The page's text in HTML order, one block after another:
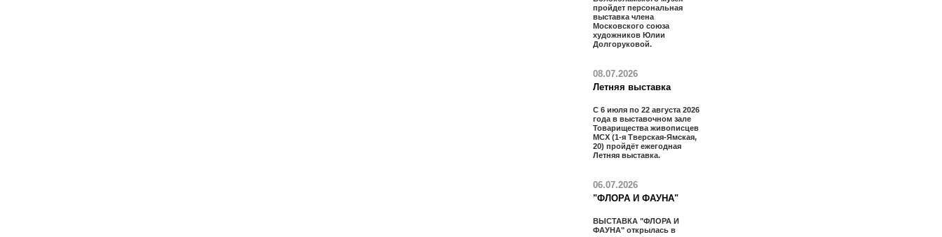
пройдет персональная
выставка члена
Московского союза
художников Юлии
Долгоруковой.
08.07.2026
Летняя выставка
С 6 июля по 22 августа 2026
года в выставочном зале
Товарищества живописцев
МСХ (1-я Тверская-Ямская,
20) пройдёт ежегодная
Летняя выставка.
06.07.2026
"ФЛОРА И ФАУНА"
ВЫСТАВКА "ФЛОРА И
ФАУНА" открылась в